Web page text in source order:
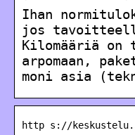
Ihan
jos
Kilomääriä on
arpomaan,
moni asia
http s://